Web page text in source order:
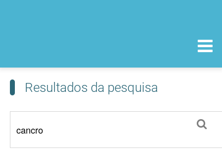
Resultados da pesquisa